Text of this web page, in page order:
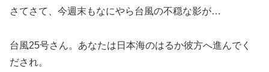
さてさて、今週末もなにやら台風の不穏な影が…
台風25号さん。あなたは日本海のはるか彼方へ進んでく
だされ。